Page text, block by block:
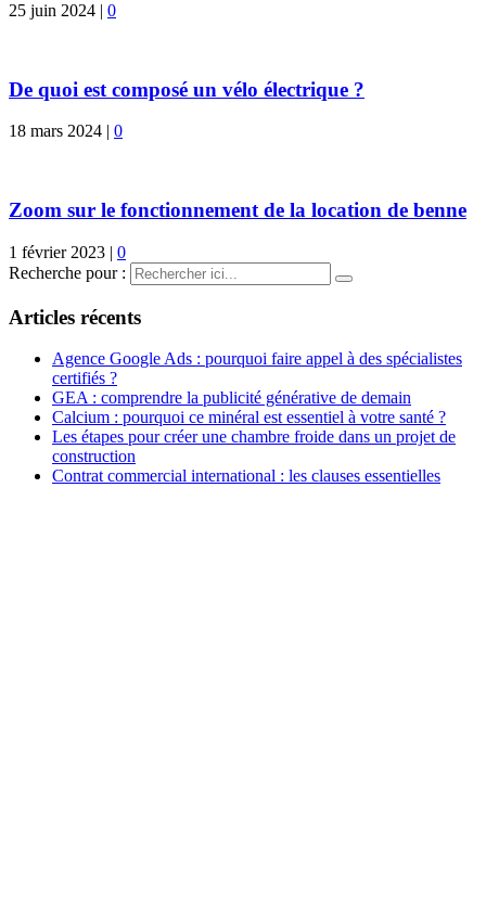
25 juin 2024 | 0
De quoi est composé un vélo électrique ?
18 mars 2024 | 0
Zoom sur le fonctionnement de la location de benne
1 février 2023 | 0
Recherche pour :
Articles récents
Agence Google Ads : pourquoi faire appel à des spécialistes
certifiés ?
GEA : comprendre la publicité générative de demain
Calcium : pourquoi ce minéral est essentiel à votre santé ?
Les étapes pour créer une chambre froide dans un projet de
construction
Contrat commercial international : les clauses essentielles